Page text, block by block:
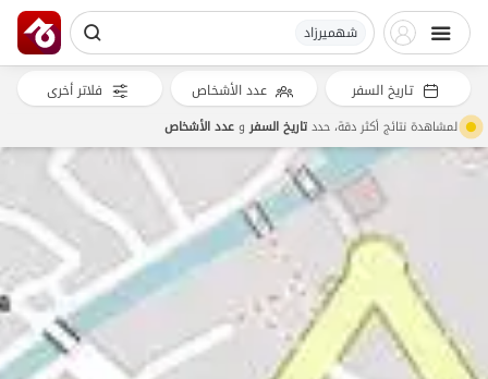
شهمیرزاد
تاريخ السفر عدد الأشخاص فلاتر أخرى
لمشاهدة نتائج أكثر دقة، حددتاريخ السفروعدد الأشخاص